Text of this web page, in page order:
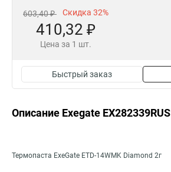
603,40 ₽ Скидка 32%
410,32 ₽
Цена за 1 шт.
Быстрый заказ
Описание Exegate EX282339RUS
Термопаста ExeGate ETD-14WMK Diamond 2г